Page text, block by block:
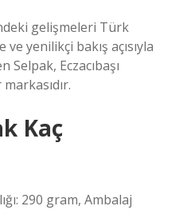
gelişmeleri Türk
yenilikçi bakış açısıyla
Selpak, Eczacıbaşı
Kaç
290 gram, Ambalaj